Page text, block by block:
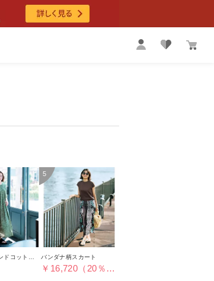
バンダナ柄スカート
￥16,720（20％OFF）